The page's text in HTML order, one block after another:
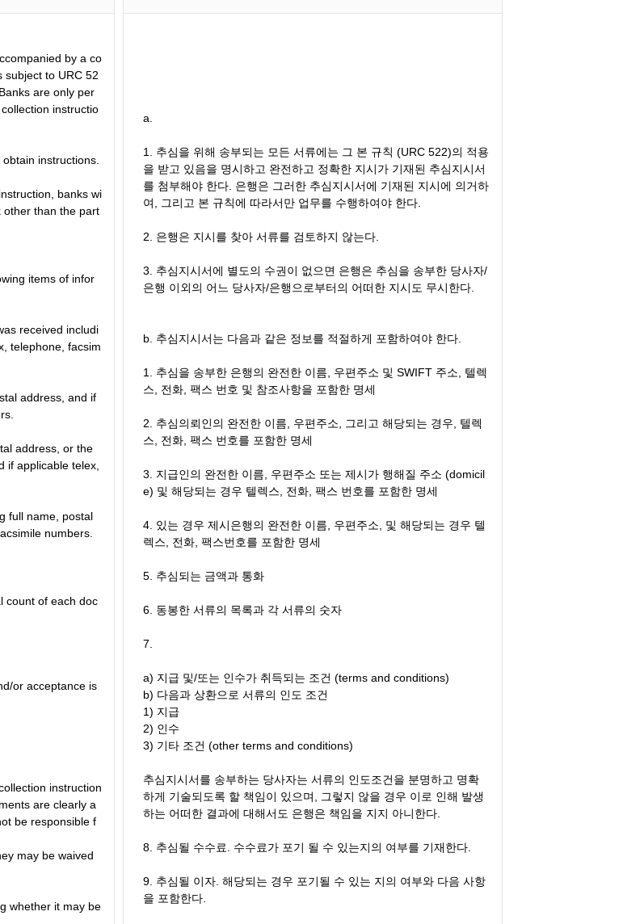
by a co
subject to URC 52
are only per
instructio
instructions.
banks wi
other than the part
items of infor
received includi
telephone, facsim
address, and if
address, or the
if applicable telex,
full name, postal
numbers.
count of each doc
or acceptance is
instruction
are clearly a
be responsible f
may be waived
whether it may be
a.
1. 추심을 위해 송부되는 모든 서류에는 그 본 규칙 (URC 522)의 적용
을 받고 있음을 명시하고 완전하고 정확한 지시가 기재된 추심지시서
를 첨부해야 한다. 은행은 그러한 추심지시서에 기재된 지시에 의거하
여, 그리고 본 규칙에 따라서만 업무를 수행하여야 한다.
2. 은행은 지시를 찾아 서류를 검토하지 않는다.
3. 추심지시서에 별도의 수권이 없으면 은행은 추심을 송부한 당사자/
은행 이외의 어느 당사자/은행으로부터의 어떠한 지시도 무시한다.
b. 추심지시서는 다음과 같은 정보를 적절하게 포함하여야 한다.
1. 추심을 송부한 은행의 완전한 이름, 우편주소 및 SWIFT 주소, 텔렉
스, 전화, 팩스 번호 및 참조사항을 포함한 명세
2. 추심의뢰인의 완전한 이름, 우편주소, 그리고 해당되는 경우, 텔렉
스, 전화, 팩스 번호를 포함한 명세
3. 지급인의 완전한 이름, 우편주소 또는 제시가 행해질 주소 (domicil
e) 및 해당되는 경우 텔렉스, 전화, 팩스 번호를 포함한 명세
4. 있는 경우 제시은행의 완전한 이름, 우편주소, 및 해당되는 경우 텔
렉스, 전화, 팩스번호를 포함한 명세
5. 추심되는 금액과 통화
6. 동봉한 서류의 목록과 각 서류의 숫자
7.
a) 지급 및/또는 인수가 취득되는 조건 (terms and conditions)
b) 다음과 상환으로 서류의 인도 조건
1) 지급
2) 인수
3) 기타 조건 (other terms and conditions)
추심지시서를 송부하는 당사자는 서류의 인도조건을 분명하고 명확
하게 기술되도록 할 책임이 있으며, 그렇지 않을 경우 이로 인해 발생
하는 어떠한 결과에 대해서도 은행은 책임을 지지 아니한다.
8. 추심될 수수료. 수수료가 포기 될 수 있는지의 여부를 기재한다.
9. 추심될 이자. 해당되는 경우 포기될 수 있는 지의 여부와 다음 사항
을 포함한다.